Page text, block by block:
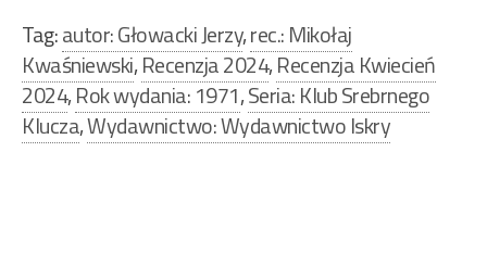
Tag:autor: Głowacki Jerzy,rec.: Mikołaj
Kwaśniewski,Recenzja 2024,Recenzja Kwiecień
2024,Rok wydania: 1971,Seria: Klub Srebrnego
Klucza,Wydawnictwo: Wydawnictwo Iskry